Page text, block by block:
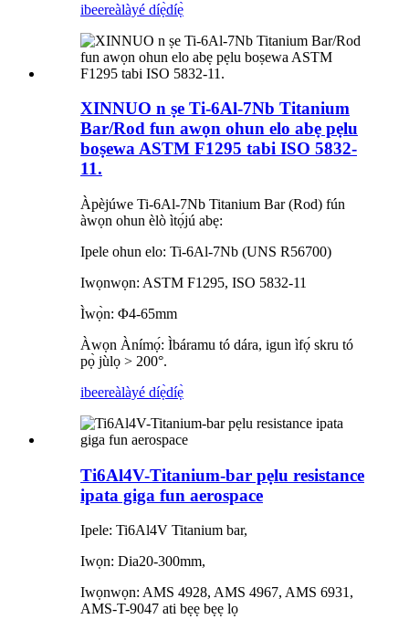
ibeereàlàyé díẹ̀díẹ̀
XINNUO n ṣe Ti-6Al-7Nb Titanium
Bar/Rod fun awọn ohun elo abẹ pẹlu
boṣewa ASTM F1295 tabi ISO 5832-
11.
Àpèjúwe Ti-6Al-7Nb Titanium Bar (Rod) fún
àwọn ohun èlò ìtọ́jú abẹ:
Ipele ohun elo: Ti-6Al-7Nb (UNS R56700)
Iwọnwọn: ASTM F1295, ISO 5832-11
Ìwọ̀n: Φ4-65mm
Àwọn Ànímọ́: Ìbáramu tó dára, igun ìfọ́ skru tó
pọ̀ jùlọ > 200°.
ibeereàlàyé díẹ̀díẹ̀
Ti6Al4V-Titanium-bar pẹlu resistance
ipata giga fun aerospace
Ipele: Ti6Al4V Titanium bar,
Iwọn: Dia20-300mm,
Iwọnwọn: AMS 4928, AMS 4967, AMS 6931,
AMS-T-9047 ati bẹẹ bẹẹ lọ